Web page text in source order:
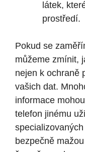
látek,
prostředí.
Pokud se
můžeme zmínit,
nejen k ochraně
vašich dat.
informace
telefon jinému
bezpečně